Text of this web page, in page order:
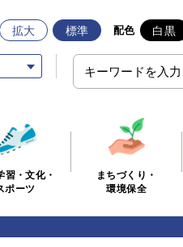
拡大 標準 配色 白黒
習・文化・
ポーツ
まちづくり・
環境保全